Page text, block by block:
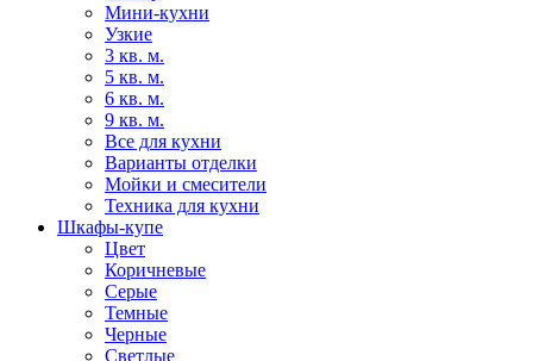
Мини-кухни
Узкие
3 кв. м.
5 кв. м.
6 кв. м.
9 кв. м.
Все для кухни
Варианты отделки
Мойки и смесители
Техника для кухни
Шкафы-купе
Цвет
Коричневые
Серые
Темные
Черные
Светлые